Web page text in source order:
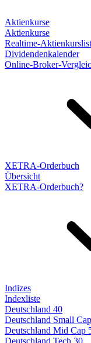
Aktienkurse
Aktienkurse
Realtime-
Dividendenkalender
Online-Broker-
XETRA-Orderbuch
Übersicht
XETRA-Orderbuch?
Indizes
Indexliste
Deutschland 40
Deutschland Small
Deutschland Mid Cap
Deutschland Tech 30